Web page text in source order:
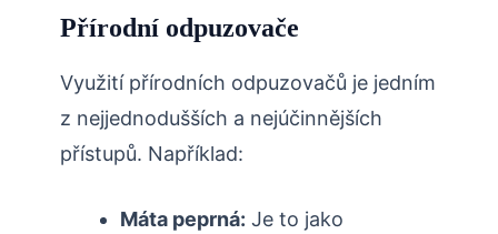
Přírodní odpuzovače
Využití přírodních odpuzovačů je jedním
z ​nejjednodušších a nejúčinnějších
přístupů.‌ Například:
Máta peprná: Je to⁢ jako